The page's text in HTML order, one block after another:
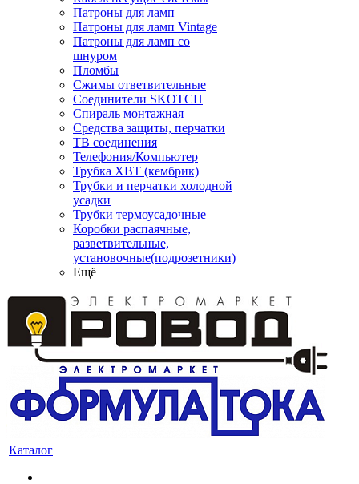
Патроны для ламп
Патроны для ламп Vintage
Патроны для ламп со
шнуром
Пломбы
Сжимы ответвительные
Соединители SKOTCH
Спираль монтажная
Средства защиты, перчатки
ТВ соединения
Телефония/Компьютер
Трубка ХВТ (кембрик)
Трубки и перчатки холодной
усадки
Трубки термоусадочные
Коробки распаячные,
разветвительные,
установочные(подрозетники)
Ещё
Каталог